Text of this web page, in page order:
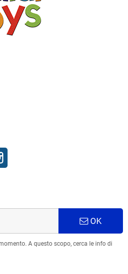
OK
A questo scopo, cerca le info di